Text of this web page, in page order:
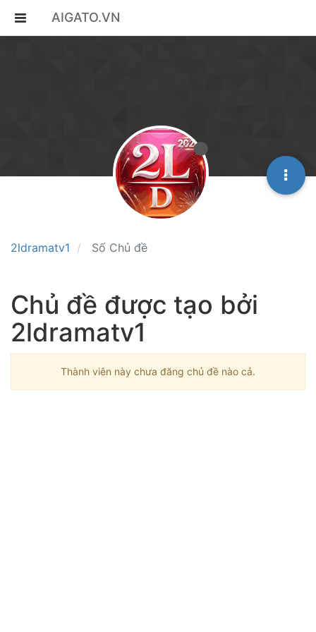
AIGATO.VN
2ldramatv1 Số Chủ đề
Chủ đề được tạo bởi
2ldramatv1
Thành viên này chưa đăng chủ đề nào cả.